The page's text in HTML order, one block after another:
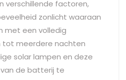
verschillende factoren,
zonlicht waaraan
met een volledig
tot meerdere nachten
solar lampen en deze
de batterij te